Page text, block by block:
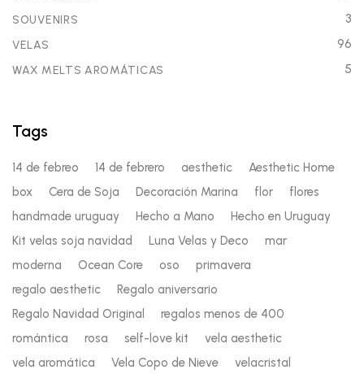
SOUVENIRS 3
VELAS 96
WAX MELTS AROMÁTICAS 5
Tags
14 de febreo 14 de febrero aesthetic
Aesthetic Home
box
Cera de Soja Decoración Marina flor
flores
handmade uruguay
Hecho a Mano
Hecho en Uruguay
Kit velas soja navidad
Luna Velas y Deco
mar
moderna
Ocean Core oso
primavera
regalo aesthetic
Regalo aniversario
Regalo Navidad Original
regalos menos de 400
romántica
rosa self-love kit
vela aesthetic
vela aromática
Vela Copo de Nieve
velacristal